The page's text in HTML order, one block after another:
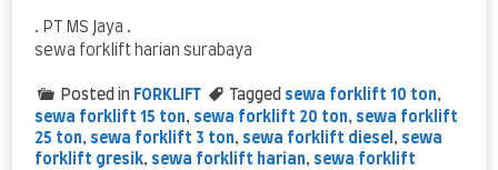
. PT MS Jaya .
sewa forklift harian surabaya
Posted in FORKLIFT Tagged sewa forklift 10 ton,
sewa forklift 15 ton, sewa forklift 20 ton, sewa forklift
25 ton, sewa forklift 3 ton, sewa forklift diesel , sewa
forklift gresik, sewa forklift harian, sewa forklift